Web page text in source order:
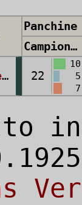
Campionato
1925/26 (Lega Nord) 22
10
5
7